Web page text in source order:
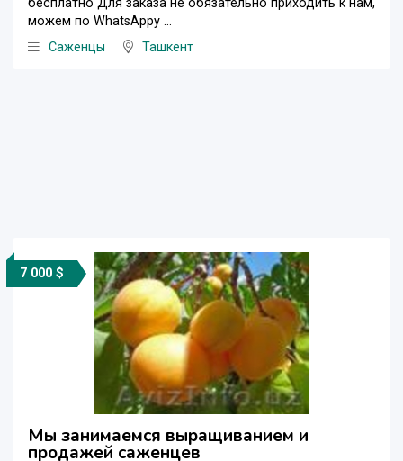
можем по WhatsAppу ...
Саженцы
Ташкент
7 000 $
Мы занимаемся выращиванием и
продажей саженцев